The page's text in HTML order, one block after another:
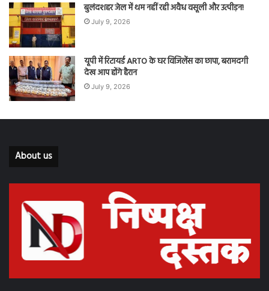
बुलंदशहर जेल में थम नहीं रही अवैध वसूली और उत्पीड़न!
July 9, 2026
यूपी में रिटायर्ड ARTO के घर विजिलेंस का छापा, बरामदगी
देख आप होंगे हैरान
July 9, 2026
About us